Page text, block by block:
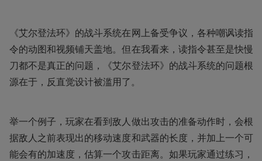
《艾尔登法环》的战斗系统在网上备受争议，各种嘲讽读指
令的动图和视频铺天盖地。但在我看来，读指令甚至是快慢
刀都不是真正的问题，《艾尔登法环》的战斗系统的问题根
源在于，反直觉设计被滥用了。
举一个例子，玩家在看到敌人做出攻击的准备动作时，会根
据敌人之前表现出的移动速度和武器的长度，并加上一个可
能会有的加速度，估算一个攻击距离。如果玩家通过练习，